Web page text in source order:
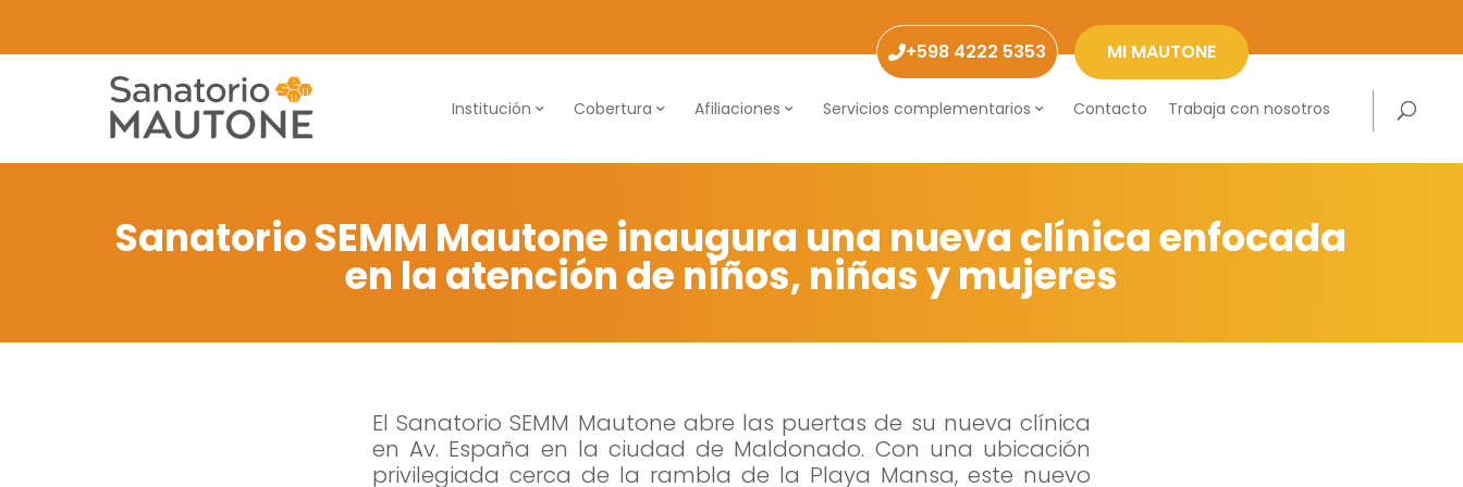
+598 4222 5353 MI MAUTONE
Institución Cobertura Afiliaciones Servicios complementarios Contacto Trabaja con nosotros
Sanatorio SEMM Mautone inaugura una nueva clínica enfocada
en la atención de niños, niñas y mujeres
El Sanatorio SEMM Mautone abre las puertas de su nueva clínica
en Av. España en la ciudad de Maldonado. Con una ubicación
privilegiada cerca de la rambla de la Playa Mansa, este nuevo
Necesarias
Estas